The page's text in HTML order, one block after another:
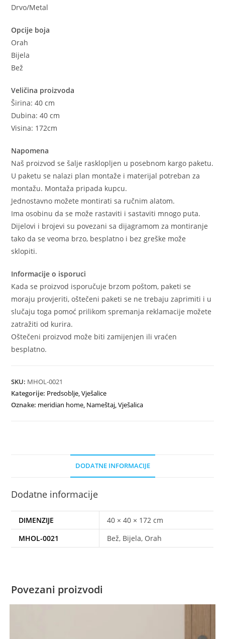
Drvo/Metal
Opcije boja
Orah
Bijela
Bež
Veličina proizvoda
Širina: 40 cm
Dubina: 40 cm
Visina: 172cm
Napomena
Naš proizvod se šalje rasklopljen u posebnom kargo paketu.
U paketu se nalazi plan montaže i materijal potreban za
montažu. Montaža pripada kupcu.
Jednostavno možete montirati sa ručnim alatom.
Ima osobinu da se može rastaviti i sastaviti mnogo puta.
Dijelovi i brojevi su povezani sa dijagramom za montiranje
tako da se veoma brzo, besplatno i bez greške može
sklopiti.
Informacije o isporuci
Kada se proizvod isporučuje brzom poštom, paketi se
moraju provjeriti, oštečeni paketi se ne trebaju zaprimiti i u
slučaju toga pomoć prilikom spremanja reklamacije možete
zatražiti od kurira.
Oštečeni proizvod može biti zamijenjen ili vraćen
besplatno.
SKU: MHOL-0021
Kategorije: Predsoblje ,Vješalice
Oznake: meridian home Nameštaj ,Vješalica
DODATNE INFORMACIJE
Dodatne informacije
DIMENZIJE
40 × 40 × 172 cm
MHOL-0021
Bež, Bijela, Orah
Povezani proizvodi